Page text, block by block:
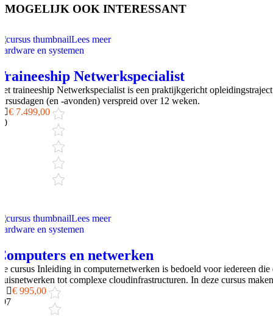
MOGELIJK OOK INTERESSANT
Lees meer
en systemen
Netwerkspecialist
traineeship Netwerkspecialist is een praktijkgericht
(en -avonden) verspreid over 12 weken.
0
€ 7.499,00
Lees meer
en systemen
en netwerken
cursus Inleiding in computernetwerken is bedoeld voor iedereen
tot complexe cloudinfrastructuren. In deze cursus
7
€ 995,00